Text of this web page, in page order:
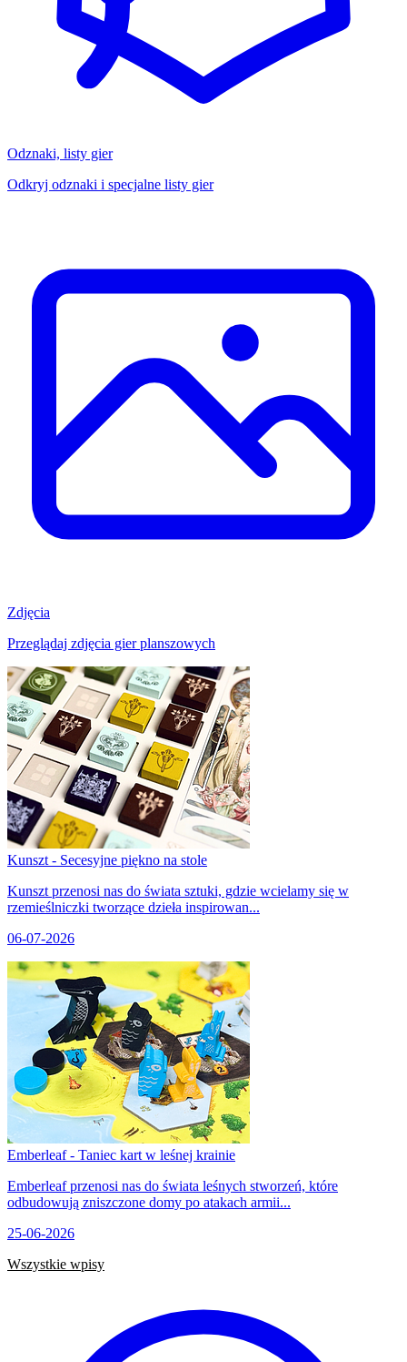
Odznaki, listy gier
Odkryj odznaki i specjalne listy gier
Zdjęcia
Przeglądaj zdjęcia gier planszowych
Kunszt - Secesyjne piękno na stole
Kunszt przenosi nas do świata sztuki, gdzie wcielamy się w
rzemieślniczki tworzące dzieła inspirowan...
06-07-2026
Emberleaf - Taniec kart w leśnej krainie
Emberleaf przenosi nas do świata leśnych stworzeń, które
odbudowują zniszczone domy po atakach armii...
25-06-2026
Wszystkie wpisy